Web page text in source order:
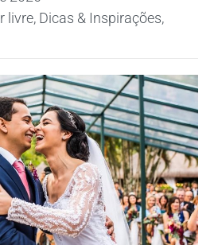
livre, Dicas & Inspirações,